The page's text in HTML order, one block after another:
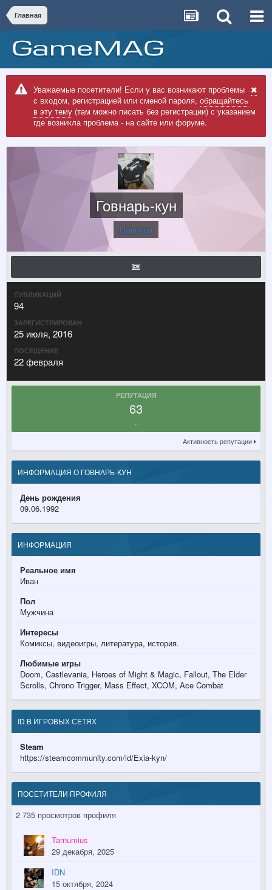
Главная
Уважаемые посетители! Если у вас возникают проблемы
с входом, регистрацией или сменой пароля, обращайтесь
в эту тему (там можно писать без регистрации) с указанием
где возникла проблема - на сайте или форуме.
Говнарь-кун
Новички
ПУБЛИКАЦИЙ
94
ЗАРЕГИСТРИРОВАН
25 июля, 2016
ПОСЕЩЕНИЕ
22 февраля
РЕПУТАЦИЯ
63
.
Активность репутации
ИНФОРМАЦИЯ О ГОВНАРЬ-КУН
День рождения
09.06.1992
ИНФОРМАЦИЯ
Реальное имя
Иван
Пол
Мужчина
Интересы
Комиксы, видеоигры, литература, история.
Любимые игры
Doom, Castlevania, Heroes of Might & Magic, Fallout, The Elder
Scrolls, Chrono Trigger, Mass Effect, XCOM, Ace Combat
ID В ИГРОВЫХ СЕТЯХ
Steam
https://steamcommunity.com/id/Exia-kyn/
ПОСЕТИТЕЛИ ПРОФИЛЯ
2 735 просмотров профиля
Tarnumius
29 декабря, 2025
IDN
15 октября, 2024